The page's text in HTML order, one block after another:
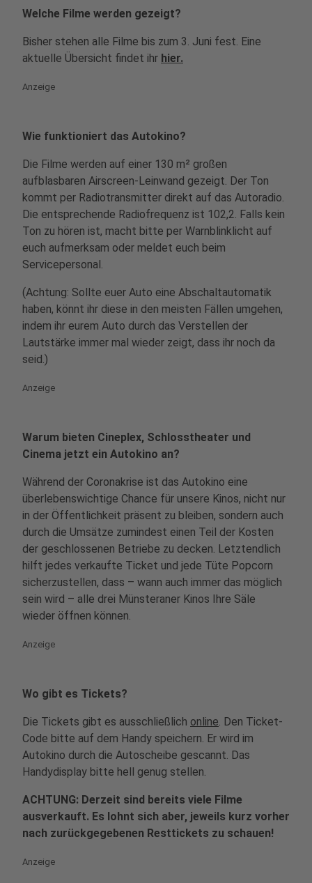
Welche Filme werden gezeigt?
Bisher stehen alle Filme bis zum 3. Juni fest. Eine
aktuelle Übersicht findet ihr hier.
Anzeige
Wie funktioniert das Autokino?
Die Filme werden auf einer 130 m² großen
aufblasbaren Airscreen-Leinwand gezeigt. Der Ton
kommt per Radiotransmitter direkt auf das Autoradio.
Die entsprechende Radiofrequenz ist 102,2. Falls kein
Ton zu hören ist, macht bitte per Warnblinklicht auf
euch aufmerksam oder meldet euch beim
Servicepersonal.
(Achtung: Sollte euer Auto eine Abschaltautomatik
haben, könnt ihr diese in den meisten Fällen umgehen,
indem ihr eurem Auto durch das Verstellen der
Lautstärke immer mal wieder zeigt, dass ihr noch da
seid.)
Anzeige
Warum bieten Cineplex, Schlosstheater und
Cinema jetzt ein Autokino an?
Während der Coronakrise ist das Autokino eine
überlebenswichtige Chance für unsere Kinos, nicht nur
in der Öffentlichkeit präsent zu bleiben, sondern auch
durch die Umsätze zumindest einen Teil der Kosten
der geschlossenen Betriebe zu decken. Letztendlich
hilft jedes verkaufte Ticket und jede Tüte Popcorn
sicherzustellen, dass – wann auch immer das möglich
sein wird – alle drei Münsteraner Kinos Ihre Säle
wieder öffnen können.
Anzeige
Wo gibt es Tickets?
Die Tickets gibt es ausschließlich online. Den Ticket-
Code bitte auf dem Handy speichern. Er wird im
Autokino durch die Autoscheibe gescannt. Das
Handydisplay bitte hell genug stellen.
ACHTUNG: Derzeit sind bereits viele Filme
ausverkauft. Es lohnt sich aber, jeweils kurz vorher
nach zurückgegebenen Resttickets zu schauen!
Anzeige